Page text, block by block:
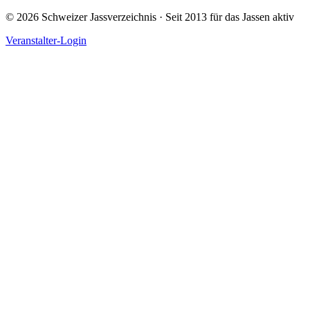
© 2026 Schweizer Jassverzeichnis · Seit 2013 für das Jassen aktiv
Veranstalter-Login